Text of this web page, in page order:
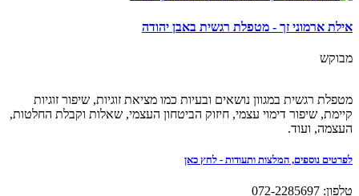
אילת ארמוני זך - מטפלת רגשית באבן יהודה
מבוקש
מטפלת רגשית במגוון נושאים ובעיות כמו מציאת זוגיות, שיפור זוגיות
קיימת, שיפור דימוי עצמי, חיזוק הביטחון העצמי, שאלות וקבלת החלטות,
העצמה, ועוד.
לפרטים נוספים, המלצות ותעודות - לחץ כאן
טלפון: 072-2285697